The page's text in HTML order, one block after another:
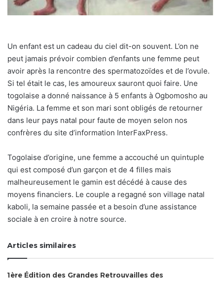
Un enfant est un cadeau du ciel dit-on souvent. L’on ne
peut jamais prévoir combien d’enfants une femme peut
avoir après la rencontre des spermatozoïdes et de l’ovule.
Si tel était le cas, les amoureux sauront quoi faire. Une
togolaise a donné naissance à 5 enfants à Ogbomosho au
Nigéria. La femme et son mari sont obligés de retourner
dans leur pays natal pour faute de moyen selon nos
confrères du site d’information InterFaxPress.
Togolaise d’origine, une femme a accouché un quintuple
qui est composé d’un garçon et de 4 filles mais
malheureusement le gamin est décédé à cause des
moyens financiers. Le couple a regagné son village natal
kaboli, la semaine passée et a besoin d’une assistance
sociale à en croire à notre source.
Articles similaires
1ère Édition des Grandes Retrouvailles des